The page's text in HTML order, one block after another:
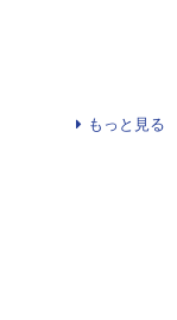
もっと見る